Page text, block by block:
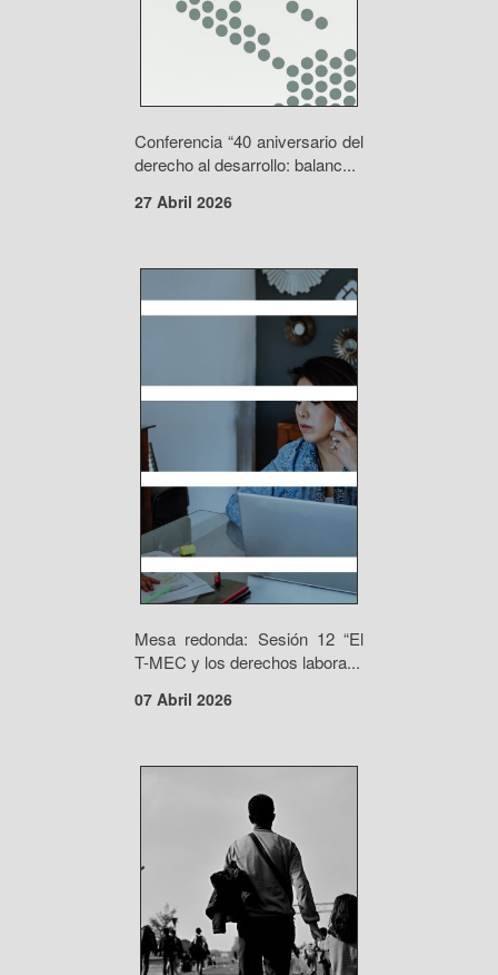
Conferencia “40 aniversario del
derecho al desarrollo: balanc...
27 Abril 2026
Mesa redonda: Sesión 12 “El
T-MEC y los derechos labora...
07 Abril 2026